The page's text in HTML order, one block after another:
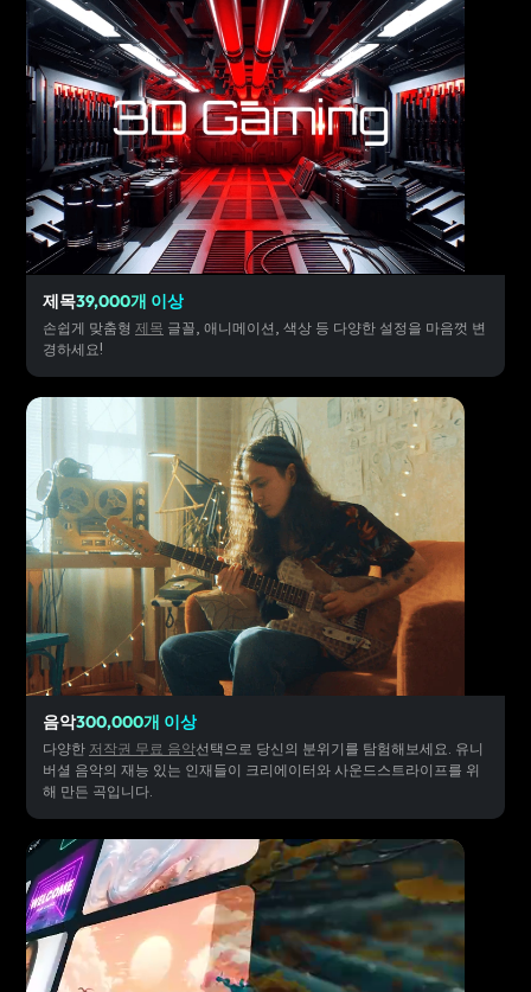
제목39,000개 이상
손쉽게 맞춤형 제목 글꼴, 애니메이션, 색상 등 다양한 설정을 마음껏 변
경하세요!
음악300,000개 이상
다양한 저작권 무료 음악선택으로 당신의 분위기를 탐험해보세요. 유니
버셜 음악의 재능 있는 인재들이 크리에이터와 사운드스트라이프를 위
해 만든 곡입니다.